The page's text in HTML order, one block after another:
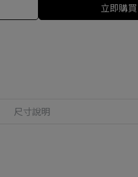
立即購買
尺寸說明